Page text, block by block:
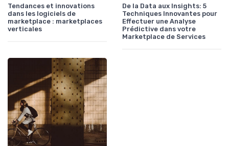
Tendances et innovations
dans les logiciels de
marketplace : marketplaces
verticales
De la Data aux Insights: 5
Techniques Innovantes pour
Effectuer une Analyse
Prédictive dans votre
Marketplace de Services